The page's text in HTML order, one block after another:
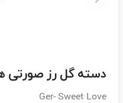
دسته گل رز صورتی
Ger- Sweet Love